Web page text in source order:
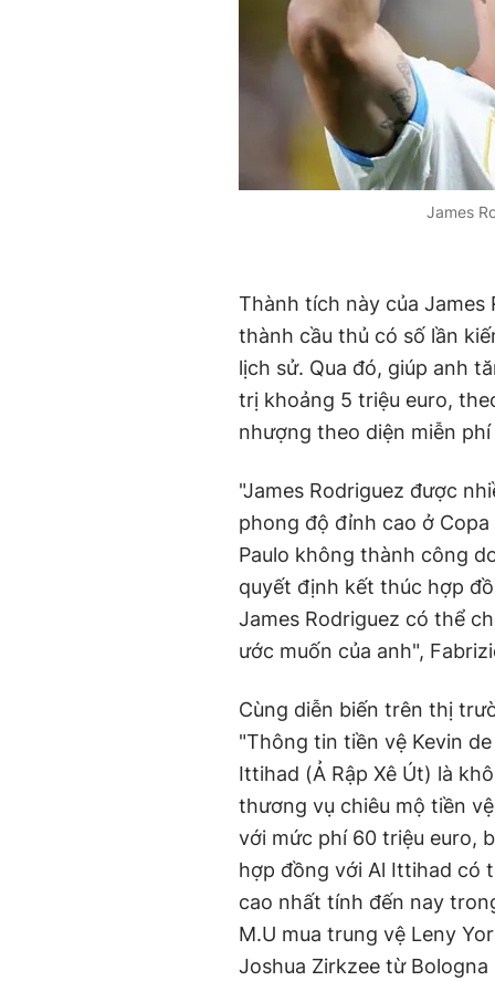
James
Thành tích này của James
thành cầu thủ có số lần
lịch sử. Qua đó, giúp anh
trị khoảng 5 triệu euro,
nhượng theo diện miễn phí
"James Rodriguez được
phong độ đỉnh cao ở
Paulo không thành công
quyết định kết thúc hợp
James Rodriguez có thể
ước muốn của anh",
Cùng diễn biến trên thị
"Thông tin tiền vệ Kevin
Ittihad (Ả Rập Xê Út) là
thương vụ chiêu mộ tiền
với mức phí 60 triệu euro,
hợp đồng với Al Ittihad có
cao nhất tính đến nay
M.U mua trung vệ Leny
Joshua Zirkzee từ